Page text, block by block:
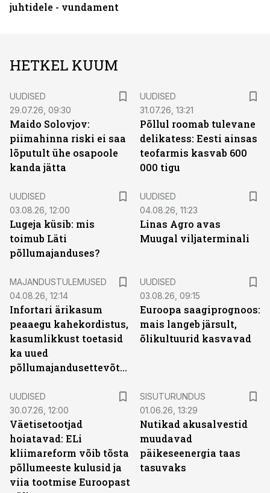
juhtidele - vundament
HETKEL KUUM
UUDISED
29.07.26, 09:30
Maido Solovjov:
piimahinna riski ei saa
lõputult ühe osapoole
kanda jätta
UUDISED
31.07.26, 13:21
Põllul roomab tulevane
delikatess: Eesti ainsas
teofarmis kasvab 600
000 tigu
UUDISED
03.08.26, 12:00
Lugeja küsib: mis
toimub Läti
põllumajanduses?
UUDISED
04.08.26, 11:23
Linas Agro avas
Muugal viljaterminali
MAJANDUSTULEMUSED
04.08.26, 12:14
Infortari ärikasum
peaaegu kahekordistus,
kasumlikkust toetasid
ka uued
põllumajandusettevõtted
UUDISED
03.08.26, 09:15
Euroopa saagiprognoos:
mais langeb järsult,
õlikultuurid kasvavad
UUDISED
30.07.26, 12:00
Väetisetootjad
hoiatavad: ELi
kliimareform võib tõsta
põllumeeste kulusid ja
viia tootmise Euroopast
SISUTURUNDUS
01.06.26, 13:29
Nutikad akusalvestid
muudavad
päikeseenergia taas
tasuvaks